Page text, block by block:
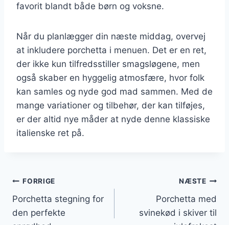
favorit blandt både børn og voksne.
Når du planlægger din næste middag, overvej
at inkludere porchetta i menuen. Det er en ret,
der ikke kun tilfredsstiller smagsløgene, men
også skaber en hyggelig atmosfære, hvor folk
kan samles og nyde god mad sammen. Med de
mange variationer og tilbehør, der kan tilføjes,
er der altid nye måder at nyde denne klassiske
italienske ret på.
Indlægsnavigation
FORRIGE
Porchetta stegning for
den perfekte
NÆSTE
Porchetta med
svinekød i skiver til